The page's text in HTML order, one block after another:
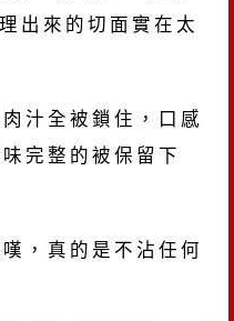
出來的切面實在太
汁全被鎖住，口感
完整的被保留下
，真的是不沾任何